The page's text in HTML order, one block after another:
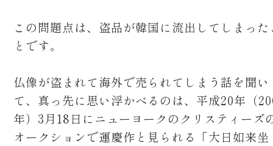
この問題点は、盗品が韓国に流出してしまった
とです。
仏像が盗まれて海外で売られてしまう話を聞い
て、真っ先に思い浮かべるのは、平成20年（
年）3月18日にニューヨークのクリスティーズ
オークションで運慶作と見られる「大日如来坐